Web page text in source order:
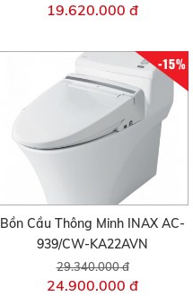
19.620.000 đ
-15%
Bồn Cầu Thông Minh INAX AC-
939/CW-KA22AVN
29.340.000 đ
24.900.000 đ